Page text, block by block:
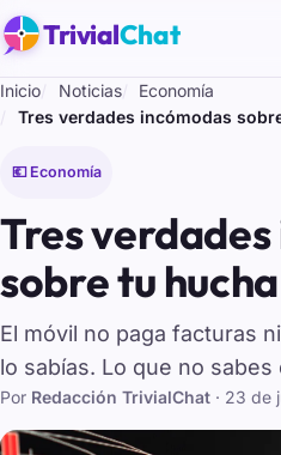
TrivialChat
Inicio Noticias
Economía
Tres verdades incómodas
💶 Economía
Tres
sobre tu
El móvil no paga facturas
lo sabías. Lo que no sabes
Por Redacción TrivialChat · 23 de